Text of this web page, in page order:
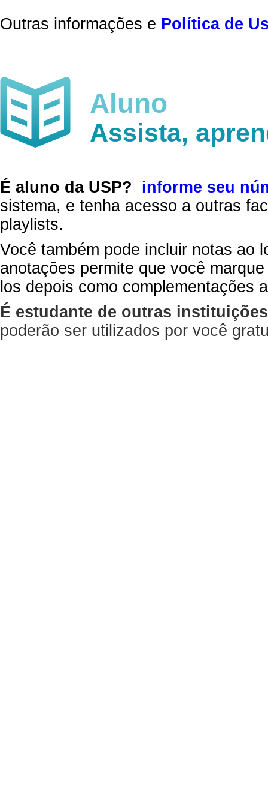
Outras informações e Política de
Aluno
Assista,
É aluno da USP?
informe seu
sistema, e tenha acesso a outras
playlists.
Você também pode incluir notas ao
anotações permite que você
los depois como complementações
É estudante de outras
poderão ser utilizados por você